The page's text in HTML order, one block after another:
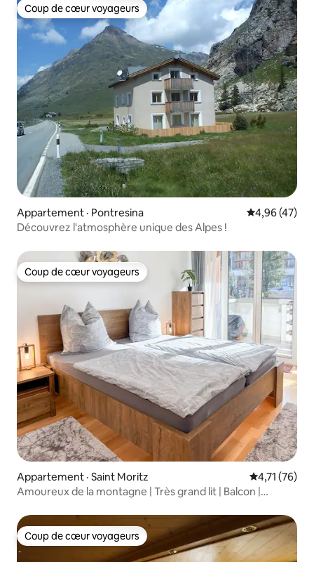
Coup de cœur voyageurs
Coup de cœur voyageurs
Appartement · Pontresina Note
4,96 (47)
Découvrez l'atmosphère unique des Alpes !
Coup de cœur voyageurs
Coup de cœur voyageurs
Appartement · Saint Moritz Note
4,71 (76)
Amoureux de la montagne | Très grand lit | Balcon |
Coup de cœur voyageurs
Coup de cœur voyageurs